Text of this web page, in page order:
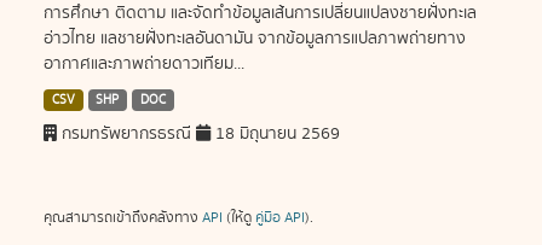
การศึกษา ติดตาม และจัดทำข้อมูลเส้นการเปลี่ยนแปลงชายฝั่งทะเล
อ่าวไทย แลชายฝั่งทะเลอันดามัน จากข้อมูลการแปลภาพถ่ายทาง
อากาศและภาพถ่ายดาวเทียม...
CSV SHP DOC
กรมทรัพยากรธรณี 18 มิถุนายน 2569
คุณสามารถเข้าถึงคลังทาง API (ให้ดู คู่มือ API).